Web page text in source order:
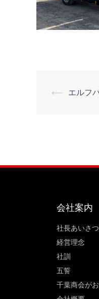
⟵ エルフ
会社案内
社長あいさつ
経営理念
社訓
五誓
千葉商会が